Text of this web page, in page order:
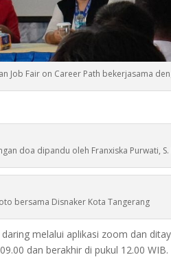
Job Fair on Career Path bekerjasama
doa dipandu oleh Franxiska Purwati, S.
bersama Disnaker Kota Tangerang
melalui aplikasi zoom dan
dan berakhir di pukul 12.00 WIB.